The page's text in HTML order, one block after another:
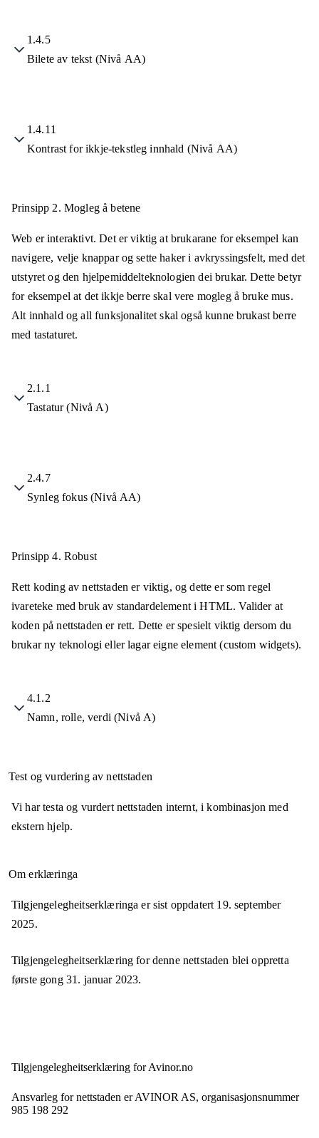
1.4.5
Bilete av tekst (Nivå AA)
1.4.11
Kontrast for ikkje-tekstleg innhald (Nivå AA)
Prinsipp 2. Mogleg å betene
Web er interaktivt. Det er viktig at brukarane for eksempel kan
navigere, velje knappar og sette haker i avkryssingsfelt, med det
utstyret og den hjelpemiddelteknologien dei brukar. Dette betyr
for eksempel at det ikkje berre skal vere mogleg å bruke mus.
Alt innhald og all funksjonalitet skal også kunne brukast berre
med tastaturet.
2.1.1
Tastatur (Nivå A)
2.4.7
Synleg fokus (Nivå AA)
Prinsipp 4. Robust
Rett koding av nettstaden er viktig, og dette er som regel
ivareteke med bruk av standardelement i HTML. Valider at
koden på nettstaden er rett. Dette er spesielt viktig dersom du
brukar ny teknologi eller lagar eigne element (custom widgets).
4.1.2
Namn, rolle, verdi (Nivå A)
Test og vurdering av nettstaden
Vi har testa og vurdert nettstaden internt, i kombinasjon med
ekstern hjelp.
Om erklæringa
Tilgjengelegheitserklæringa er sist oppdatert 19. september
2025.
Tilgjengelegheitserklæring for denne nettstaden blei oppretta
første gong 31. januar 2023.
Tilgjengelegheits­erklæring forAvinor.no
Ansvarleg for nettstaden erAVINOR AS, organisasjonsnummer
985 198 292